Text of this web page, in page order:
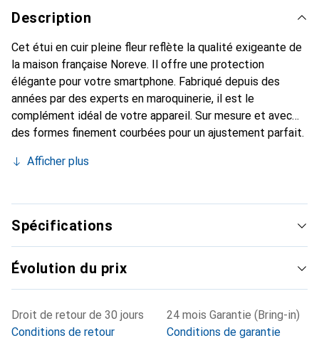
Description
Cet étui en cuir pleine fleur reflète la qualité exigeante de
la maison française Noreve. Il offre une protection
élégante pour votre smartphone. Fabriqué depuis des
années par des experts en maroquinerie, il est le
complément idéal de votre appareil. Sur mesure et avec
des formes finement courbées pour un ajustement parfait.
smartphone. La marque Noreve est reconnue
reste toujours un bon choix pour le client exigeant.
Afficher plus
Spécifications
Évolution du prix
Droit de retour de 30 jours
Conditions de retour
24 mois Garantie (Bring-in)
Conditions de garantie